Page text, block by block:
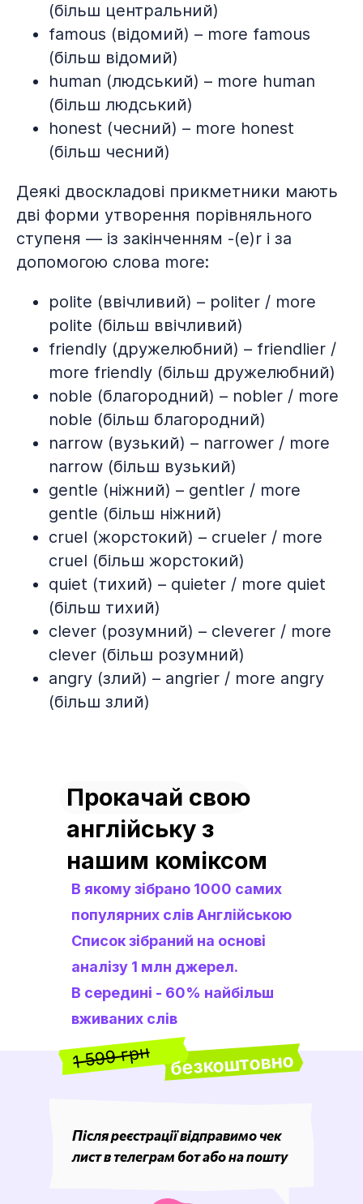
(більш центральний)
famous (відомий) – more famous
(більш відомий)
human (людський) – more human
(більш людський)
honest (чесний) – more honest
(більш чесний)
Деякі двоскладові прикметники мають
дві форми утворення порівняльного
ступеня — із закінченням -(e)r і за
допомогою слова more:
polite (ввічливий) – politer / more
polite (більш ввічливий)
friendly (дружелюбний) – friendlier /
more friendly (більш дружелюбний)
noble (благородний) – nobler / more
noble (більш благородний)
narrow (вузький) – narrower / more
narrow (більш вузький)
gentle (ніжний) – gentler / more
gentle (більш ніжний)
cruel (жорстокий) – crueler / more
cruel (більш жорстокий)
quiet (тихий) – quieter / more quiet
(більш тихий)
clever (розумний) – cleverer / more
clever (більш розумний)
angry (злий) – angrier / more angry
(більш злий)
1 599 грн безкоштовно
В якому зібрано 1000 самих
популярних слів Англійською
Список зібраний на основі
аналізу 1 млн джерел.
В середині - 60% найбільш
вживаних слів
Прокачай свою
англійську з
нашим коміксом
Після реєстрації відправимо чек
лист в телеграм бот або на пошту